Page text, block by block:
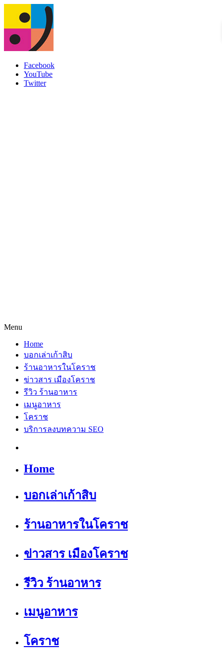
Facebook
YouTube
Twitter
Menu
Home
บอกเล่าเก้าสิบ
ร้านอาหารในโคราช
ข่าวสาร เมืองโคราช
รีวิว ร้านอาหาร
เมนูอาหาร
โคราช
บริการลงบทความ SEO
Home
บอกเล่าเก้าสิบ
ร้านอาหารในโคราช
ข่าวสาร เมืองโคราช
รีวิว ร้านอาหาร
เมนูอาหาร
โคราช